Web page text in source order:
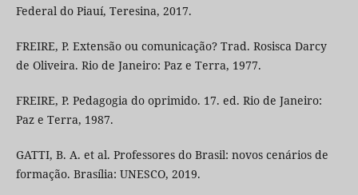
Federal do Piauí, Teresina, 2017.
FREIRE, P. Extensão ou comunicação? Trad. Rosisca Darcy
de Oliveira. Rio de Janeiro: Paz e Terra, 1977.
FREIRE, P. Pedagogia do oprimido. 17. ed. Rio de Janeiro:
Paz e Terra, 1987.
GATTI, B. A. et al. Professores do Brasil: novos cenários de
formação. Brasília: UNESCO, 2019.